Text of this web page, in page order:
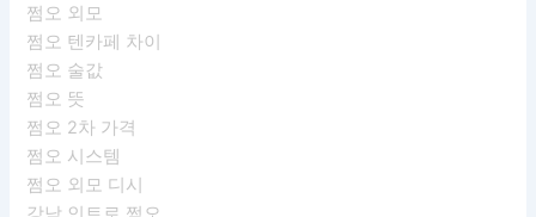
쩜오 외모
쩜오 텐카페 차이
쩜오 술값
쩜오 뜻
쩜오 2차 가격
쩜오 시스템
쩜오 외모 디시